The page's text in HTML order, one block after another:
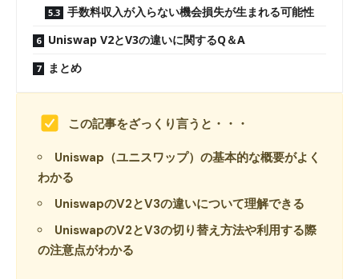
手数料収入が入らない機会損失が生まれる可能性
Uniswap V2とV3の違いに関するQ＆A
まとめ
この記事をざっくり言うと・・・
Uniswap（ユニスワップ）の基本的な概要がよく
わかる
UniswapのV2とV3の違いについて理解できる
UniswapのV2とV3の切り替え方法や利用する際
の注意点がわかる